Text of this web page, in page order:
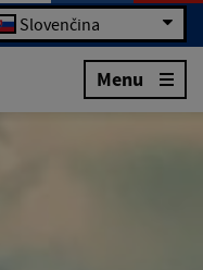
Slovenčina
Menu